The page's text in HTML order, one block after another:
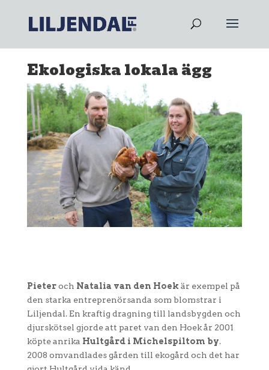
Ekologiska lokala ägg
Pieteroch Natalia van den Hoek är exempel på
den starka entreprenörsanda som blomstrar i
Liljendal. En kraftig dragning till landsbygden och
djurskötsel gjorde att paret van den Hoek år 2001
köpte anrika Hultgård i Michelspiltom by.
2008 omvandlades gården till ekogård och det har